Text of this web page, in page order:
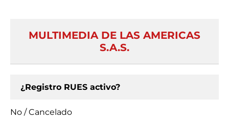
MULTIMEDIA DE LAS AMERICAS
S.A.S.
¿Registro RUES activo?
No / Cancelado